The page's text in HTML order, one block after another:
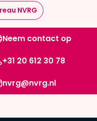
NVRG
Neem contact op
+31 20 612 30 78
nvrg@nvrg.nl